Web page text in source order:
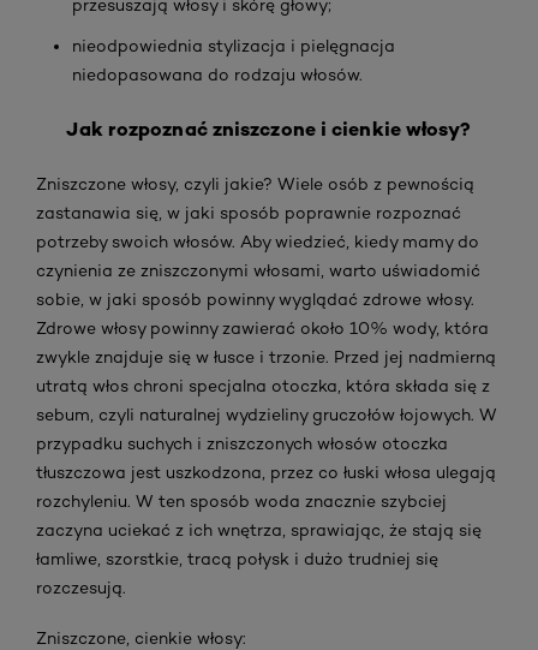
przesuszają włosy i skórę głowy;
nieodpowiednia stylizacja i pielęgnacja
niedopasowana do rodzaju włosów.
Jak rozpoznać zniszczone i cienkie włosy?
Zniszczone włosy, czyli jakie? Wiele osób z pewnością
zastanawia się, w jaki sposób poprawnie rozpoznać
potrzeby swoich włosów. Aby wiedzieć, kiedy mamy do
czynienia ze zniszczonymi włosami, warto uświadomić
sobie, w jaki sposób powinny wyglądać zdrowe włosy.
Zdrowe włosy powinny zawierać około 10% wody, która
zwykle znajduje się w łusce i trzonie. Przed jej nadmierną
utratą włos chroni specjalna otoczka, która składa się z
sebum, czyli naturalnej wydzieliny gruczołów łojowych. W
przypadku suchych i zniszczonych włosów otoczka
tłuszczowa jest uszkodzona, przez co łuski włosa ulegają
rozchyleniu. W ten sposób woda znacznie szybciej
zaczyna uciekać z ich wnętrza, sprawiając, że stają się
łamliwe, szorstkie, tracą połysk i dużo trudniej się
rozczesują.
Zniszczone, cienkie włosy: